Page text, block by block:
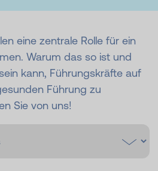
eine zentrale Rolle für ein
Warum das so ist und
kann, Führungskräfte auf
Führung zu
Sie von uns!